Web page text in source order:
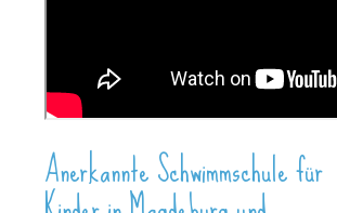
Anerkannte Schwimmschule für